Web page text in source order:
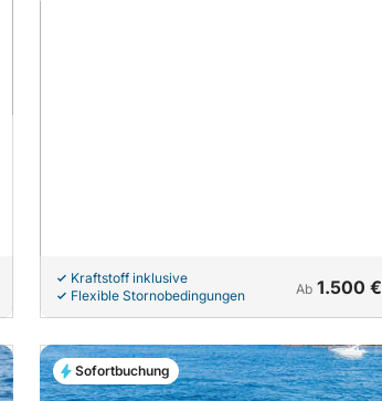
Kraftstoff inklusive
Flexible Stornobedingungen
Ab 1.500 €
Sofortbuchung